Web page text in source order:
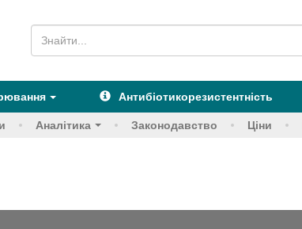
Антибіотикорезистентність
Аналітика Законодавство Ціни